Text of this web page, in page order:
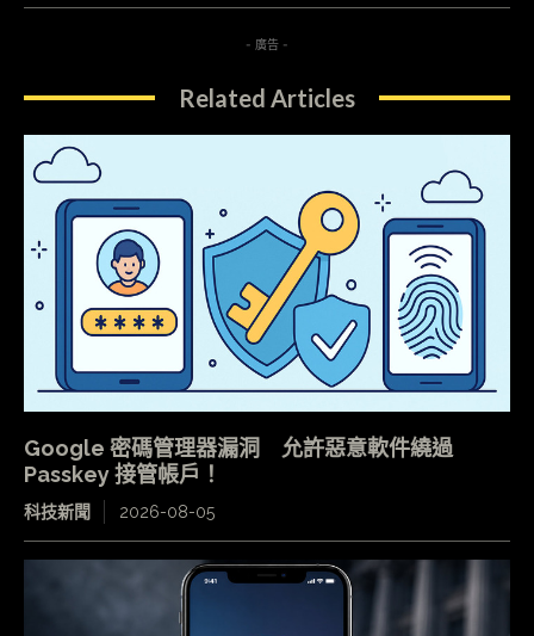
- 廣告 -
Related Articles
Google 密碼管理器漏洞 允許惡意軟件繞過
Passkey 接管帳戶！
科技新聞 2026-08-05